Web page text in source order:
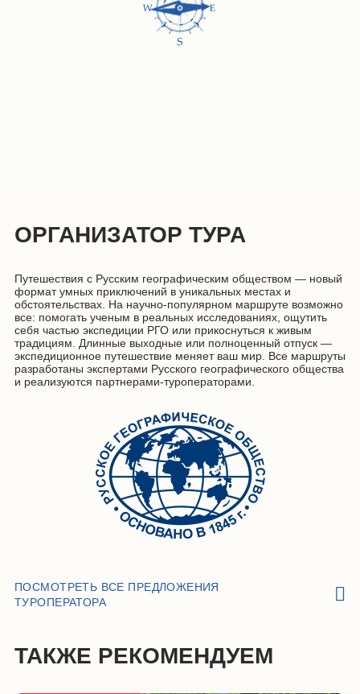
ОРГАНИЗАТОР ТУРА
Путешествия с Русским географическим обществом — новый
формат умных приключений в уникальных местах и
обстоятельствах. На научно-популярном маршруте возможно
все: помогать ученым в реальных исследованиях, ощутить
себя частью экспедиции РГО или прикоснуться к живым
традициям. Длинные выходные или полноценный отпуск —
экспедиционное путешествие меняет ваш мир. Все маршруты
разработаны экспертами Русского географического общества
и реализуются партнерами-туроператорами.
ПОСМОТРЕТЬ ВСЕ ПРЕДЛОЖЕНИЯ
ТУРОПЕРАТОРА
ТАКЖЕ РЕКОМЕНДУЕМ